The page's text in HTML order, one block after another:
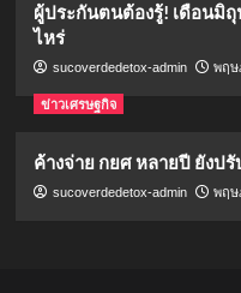
ผู้ประกันตนต้องรู้! เดือนมิ
ไหร่
sucoverdedetox-admin พฤษ
ข่าวเศรษฐกิจ
ค้างจ่าย กยศ หลายปี ยังป
sucoverdedetox-admin พฤษ